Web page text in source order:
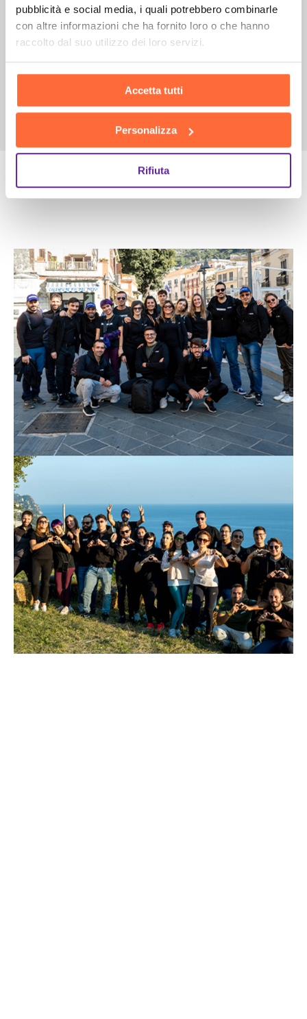
pubblicità e social media, i quali potrebbero combinarle
con altre informazioni che ha fornito loro o che hanno
raccolto dal suo utilizzo dei loro servizi.
Accetta tutti
Personalizza
Rifiuta